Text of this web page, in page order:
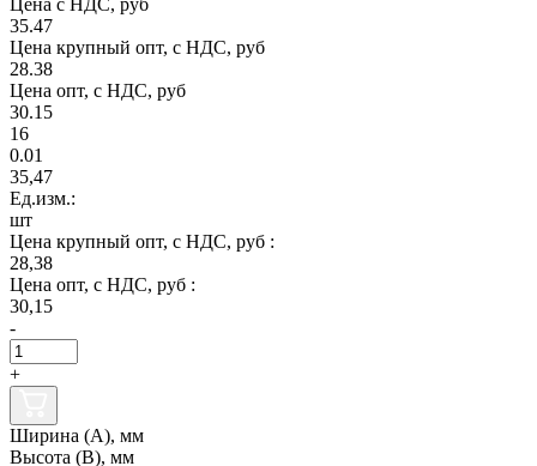
35.47
Цена крупный опт, с НДС, руб
28.38
Цена опт, с НДС, руб
30.15
16
0.01
35,47
Ед.изм.:
шт
Цена крупный опт, с НДС, руб :
28,38
Цена опт, с НДС, руб :
30,15
-
+
Ширина (А), мм
Высота (В), мм